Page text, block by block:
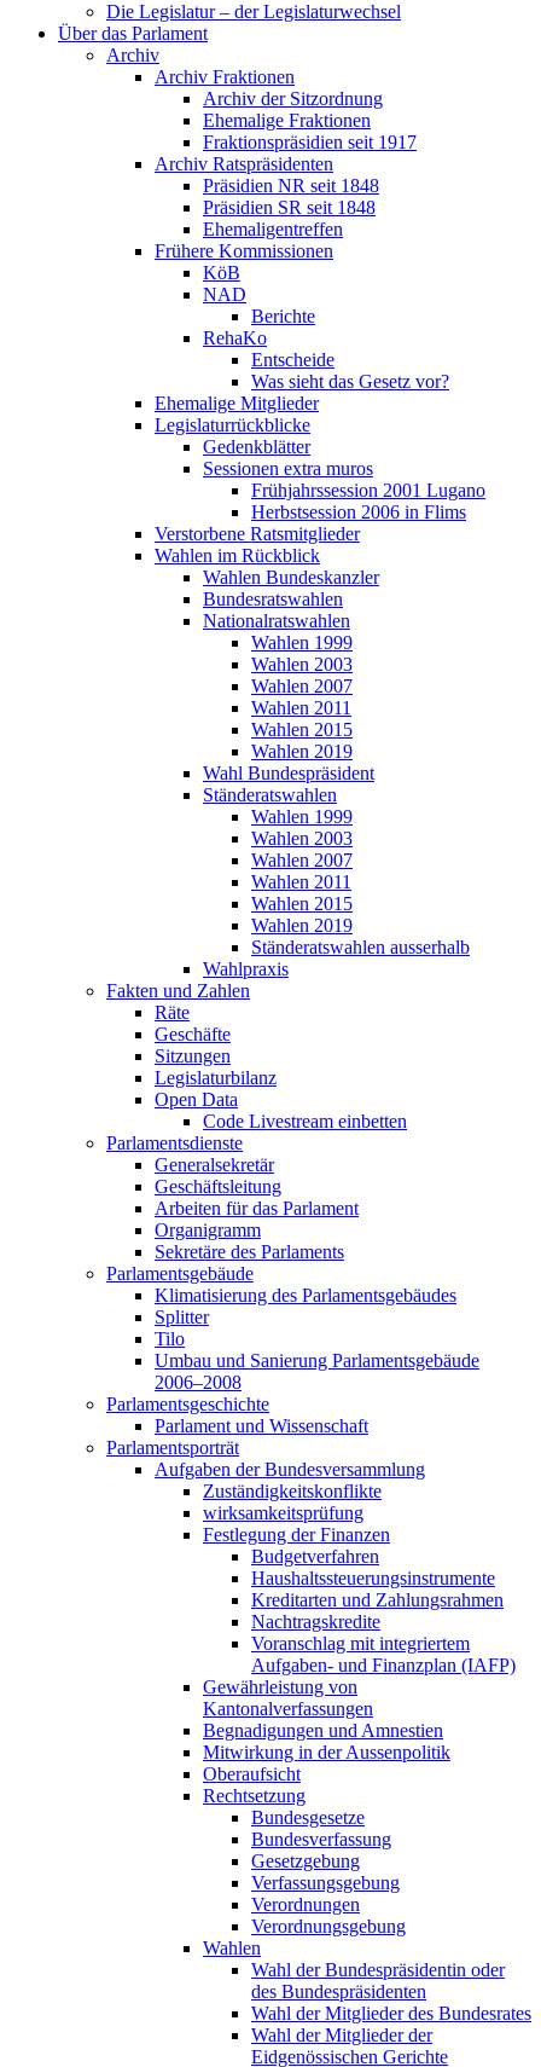
Die Legislatur – der Legislaturwechsel
Über das Parlament
Archiv
Archiv Fraktionen
Archiv der Sitzordnung
Ehemalige Fraktionen
Fraktionspräsidien seit 1917
Archiv Ratspräsidenten
Präsidien NR seit 1848
Präsidien SR seit 1848
Ehemaligentreffen
Frühere Kommissionen
KöB
NAD
Berichte
RehaKo
Entscheide
Was sieht das Gesetz vor?
Ehemalige Mitglieder
Legislaturrückblicke
Gedenkblätter
Sessionen extra muros
Frühjahrssession 2001 Lugano
Herbstsession 2006 in Flims
Verstorbene Ratsmitglieder
Wahlen im Rückblick
Wahlen Bundeskanzler
Bundesratswahlen
Nationalratswahlen
Wahlen 1999
Wahlen 2003
Wahlen 2007
Wahlen 2011
Wahlen 2015
Wahlen 2019
Wahl Bundespräsident
Ständeratswahlen
Wahlen 1999
Wahlen 2003
Wahlen 2007
Wahlen 2011
Wahlen 2015
Wahlen 2019
Ständeratswahlen ausserhalb
Wahlpraxis
Fakten und Zahlen
Räte
Geschäfte
Sitzungen
Legislaturbilanz
Open Data
Code Livestream einbetten
Parlamentsdienste
Generalsekretär
Geschäftsleitung
Arbeiten für das Parlament
Organigramm
Sekretäre des Parlaments
Parlamentsgebäude
Klimatisierung des Parlamentsgebäudes
Splitter
Tilo
Umbau und Sanierung Parlamentsgebäude
2006–2008
Parlamentsgeschichte
Parlament und Wissenschaft
Parlamentsporträt
Aufgaben der Bundesversammlung
Zuständigkeitskonflikte
wirksamkeitsprüfung
Festlegung der Finanzen
Budgetverfahren
Haushaltssteuerungsinstrumente
Kreditarten und Zahlungsrahmen
Nachtragskredite
Voranschlag mit integriertem
Aufgaben- und Finanzplan (IAFP)
Gewährleistung von
Kantonalverfassungen
Begnadigungen und Amnestien
Mitwirkung in der Aussenpolitik
Oberaufsicht
Rechtsetzung
Bundesgesetze
Bundesverfassung
Gesetzgebung
Verfassungsgebung
Verordnungen
Verordnungsgebung
Wahlen
Wahl der Bundespräsidentin oder
des Bundespräsidenten
Wahl der Mitglieder des Bundesrates
Wahl der Mitglieder der
Eidgenössischen Gerichte